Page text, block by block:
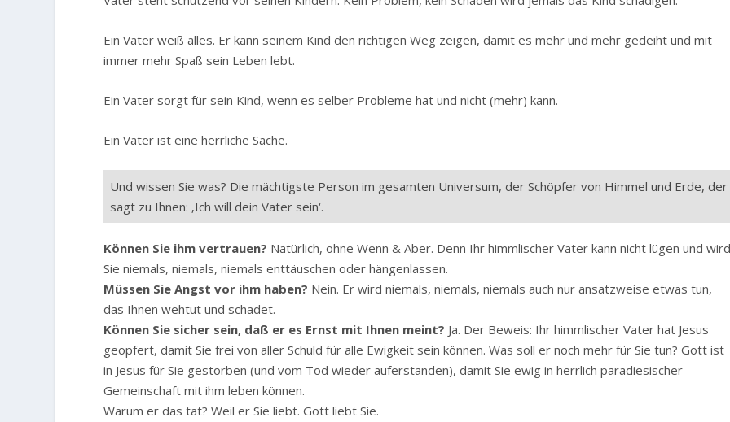
Ein Vater weiß alles. Er kann seinem Kind den richtigen Weg zeigen, damit es mehr und mehr gedeiht und mit
immer mehr Spaß sein Leben lebt.
Ein Vater sorgt für sein Kind, wenn es selber Probleme hat und nicht (mehr) kann.
Ein Vater ist eine herrliche Sache.
Und wissen Sie was? Die mächtigste Person im gesamten Universum, der Schöpfer von Himmel und Erde, der
sagt zu Ihnen: ‚Ich will dein Vater sein‘.
Können Sie ihm vertrauen? Natürlich, ohne Wenn & Aber. Denn Ihr himmlischer Vater kann nicht lügen und
Sie niemals, niemals, niemals enttäuschen oder hängenlassen.
Müssen Sie Angst vor ihm haben? Nein. Er wird niemals, niemals, niemals auch nur ansatzweise etwas tun,
das Ihnen wehtut und schadet.
Können Sie sicher sein, daß er es Ernst mit Ihnen meint? Ja. Der Beweis: Ihr himmlischer Vater hat Jesus
geopfert, damit Sie frei von aller Schuld für alle Ewigkeit sein können. Was soll er noch mehr für Sie tun? Gott ist
in Jesus für Sie gestorben (und vom Tod wieder auferstanden), damit Sie ewig in herrlich paradiesischer
Gemeinschaft mit ihm leben können.
Warum er das tat? Weil er Sie liebt. Gott liebt Sie.